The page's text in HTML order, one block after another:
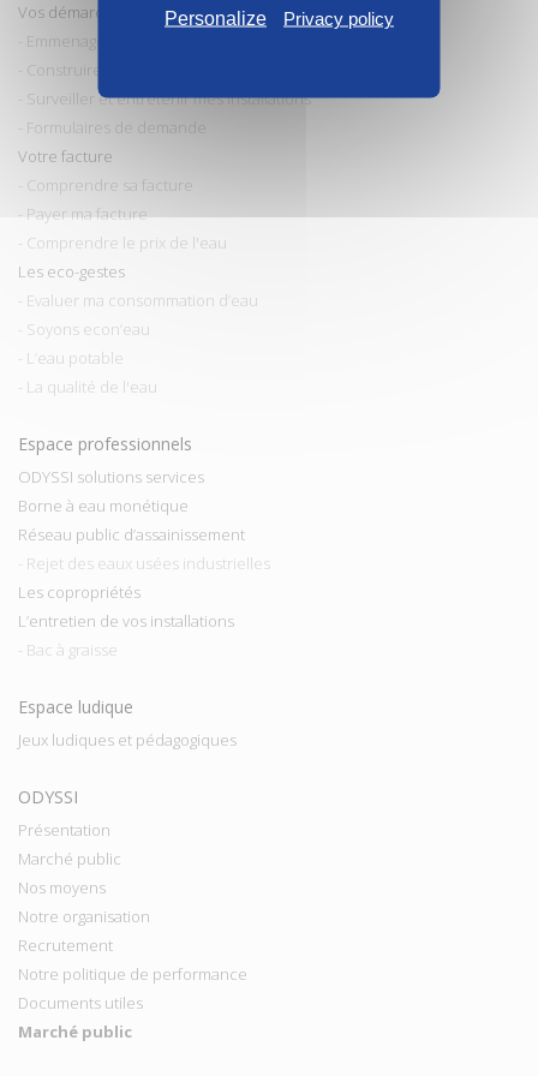
Vos démarches
- Emmenager / Déménager
- Construire / Faire des travaux
- Surveiller et entretenir mes installations
- Formulaires de demande
Votre facture
- Comprendre sa facture
- Payer ma facture
- Comprendre le prix de l'eau
Les eco-gestes
- Evaluer ma consommation d’eau
- Soyons econ’eau
- L’eau potable
- La qualité de l'eau
Espace professionnels
ODYSSI solutions services
Borne à eau monétique
Réseau public d’assainissement
- Rejet des eaux usées industrielles
Les copropriétés
L’entretien de vos installations
- Bac à graisse
Espace ludique
Jeux ludiques et pédagogiques
ODYSSI
Présentation
Marché public
Nos moyens
Notre organisation
Recrutement
Notre politique de performance
Documents utiles
Marché public
Personalize Privacy policy